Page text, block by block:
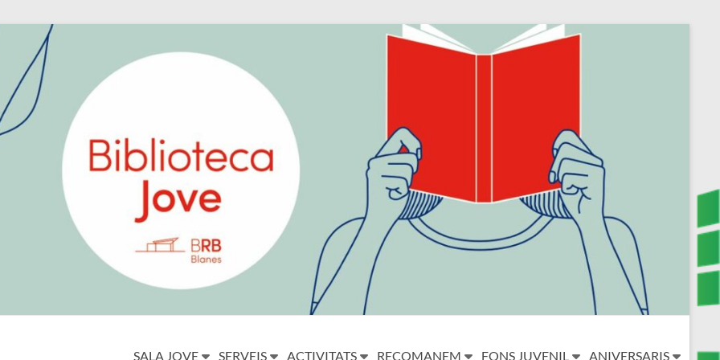
SALA JOVE SERVEIS ACTIVITATS RECOMANEM FONS JUVENIL ANIVERSARIS